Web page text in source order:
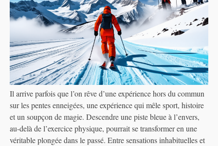
Il arrive parfois que l’on rêve d’une expérience hors du commun
sur les pentes enneigées, une expérience qui mêle sport, histoire
et un soupçon de magie. Descendre une piste bleue à l’envers,
au-delà de l’exercice physique, pourrait se transformer en une
véritable plongée dans le passé. Entre sensations inhabituelles et